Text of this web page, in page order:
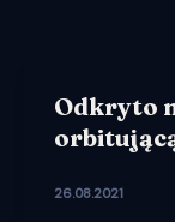
Odkryto
26.08.2021